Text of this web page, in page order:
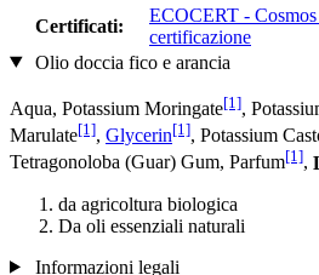
Certificati:
ECOCERT -
certificazione
Olio doccia fico e arancia
Aqua, Potassium Moringate[1],
Marulate[1], Glycerin[1], Potassium
Tetragonoloba (Guar) Gum, Parfum[1],
da agricoltura biologica
Da oli essenziali naturali
Informazioni legali